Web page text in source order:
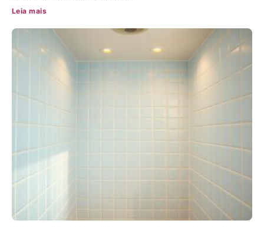
Leia mais